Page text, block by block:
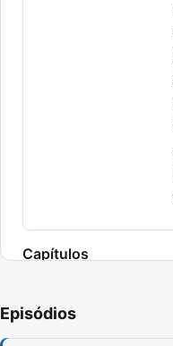
Capítulos
Episódios